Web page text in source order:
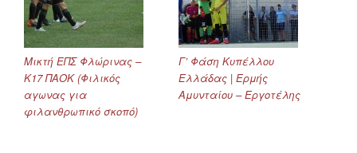
Μικτή ΕΠΣ Φλώρινας –
Κ17 ΠΑΟΚ (Φιλικός
αγωνας για
φιλανθρωπικό σκοπό)
Γ’ Φάση Κυπέλλου
Ελλάδας | Ερμής
Αμυνταίου – Εργοτέλης